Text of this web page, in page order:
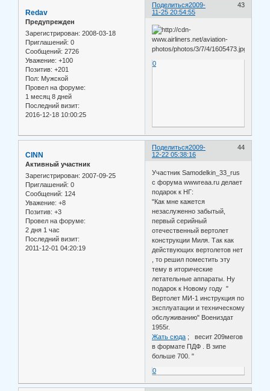
Поделиться 43
2009-
11-25 20:54:55
Redav
Предупрежден
Зарегистрирован: 2008-03-18
Приглашений: 0
Сообщений: 2726
Уважение: +100
Позитив: +201
Пол: Мужской
Провел на форуме:
1 месяц 8 дней
Последний визит:
2016-12-18 10:00:25
0
Поделиться 44
2009-
12-22 05:38:16
CINN
Активный участник
Зарегистрирован: 2007-09-25
Приглашений: 0
Сообщений: 124
Уважение: +8
Позитив: +3
Провел на форуме:
2 дня 1 час
Последний визит:
2011-12-01 04:20:19
Участник Samodelkin_33_rus
с форума wwwreaa.ru делает
подарок к НГ:
"Как мне кажется
незаслуженно забытый,
первый серийный
отечественный вертолет
конструкции Миля. Так как
действующих вертолетов нет
, то решил поместить эту
тему в иторические
летательные аппараты. Ну
подарок к Новому году "
Вертолет МИ-1 инструкция по
эксплуатации и техническому
обслуживанию" Воениздат
1955г.
Жать сюда ; весит 209мегов
в формате ПДФ . В зипе
больше 700. "
0